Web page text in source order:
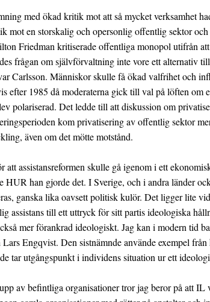
med ökad kritik mot att så mycket verksamhet
mot en storskalig och opersonlig offentlig sektor
Friedman kritiserade offentliga monopol utifrån
frågan om självförvaltning inte vore ett alternativ
Carlsson. Människor skulle få ökad valfrihet och
efter 1985 då moderaterna gick till val på löften
polariserad. Det ledde till att diskussion om
kom privatisering av offentlig sektor
även om det mötte motstånd.
att assistansreformen skulle gå igenom i ett
HUR han gjorde det. I Sverige, och i andra länder
ganska lika oavsett politisk kulör. Det ligger lite
assistans till ett uttryck för sitt partis ideologiska
mer förankrad ideologiskt. Jag kan i modern tid
Engqvist. Den sistnämnde använde exempel
tar utgångspunkt i individens situation ur ett
av befintliga organisationer tror jag beror på att